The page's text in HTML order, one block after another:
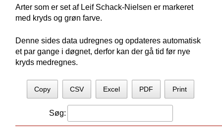
Arter som er set af Leif Schack-Nielsen er markeret
med kryds og grøn farve.
Denne sides data udregnes og opdateres automatisk
et par gange i døgnet, derfor kan der gå tid før nye
kryds medregnes.
Copy CSV Excel PDF Print
Søg: